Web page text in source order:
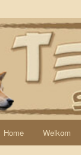
Tenshi
Een weblog over
Home Welkom